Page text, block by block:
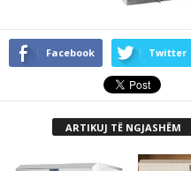
Facebook Twitter
ARTIKUJ TË NGJASHËM